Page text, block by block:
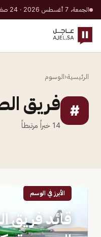
الجمعة، 7 أغسطس 2026 · 24 صفر 1448 هـ
الرئيسية‹الوسوم
# فريق
14 خبراً مرتبطاً
الأبرز في الوسم
قائد فريق